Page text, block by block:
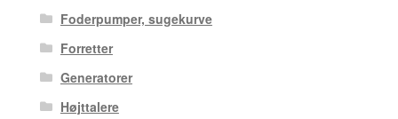
Foderpumper, sugekurve
Forretter
Generatorer
Højttalere